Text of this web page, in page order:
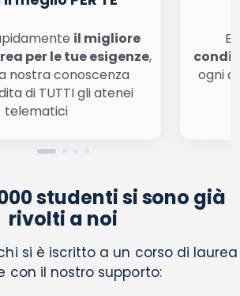
il migliore
per le tue esigenze,
nostra conoscenza
di TUTTI gli atenei
telematici
ogni
studenti si sono già
rivolti a noi
si è iscritto a un corso di laurea
con il nostro supporto: